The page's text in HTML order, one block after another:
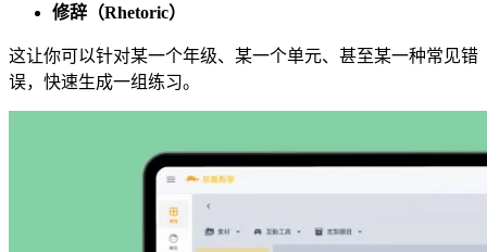
修辞（Rhetoric）
这让你可以针对某一个年级、某一个单元、甚至某一种常见错
误，快速生成一组练习。